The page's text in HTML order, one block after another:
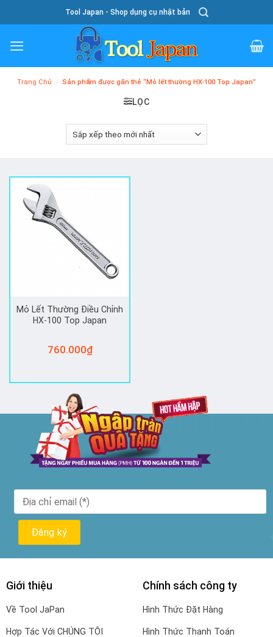
To
Content
Tool Japan - Shop dụng cụ nhật bản
Trang Chủ / Sản phẩm được gắn thẻ “Mỏ lết thường HX-100 Top Japan”
LỌC
Mỏ Lết Thường Điều Chỉnh
HX-100 Top Japan
760.000₫
Giới thiệu
Về Tool JaPan
Hợp Tác Với CHÚNG TÔI
Chính sách công ty
Hình Thức Đặt Hàng
Hình Thức Thanh Toán